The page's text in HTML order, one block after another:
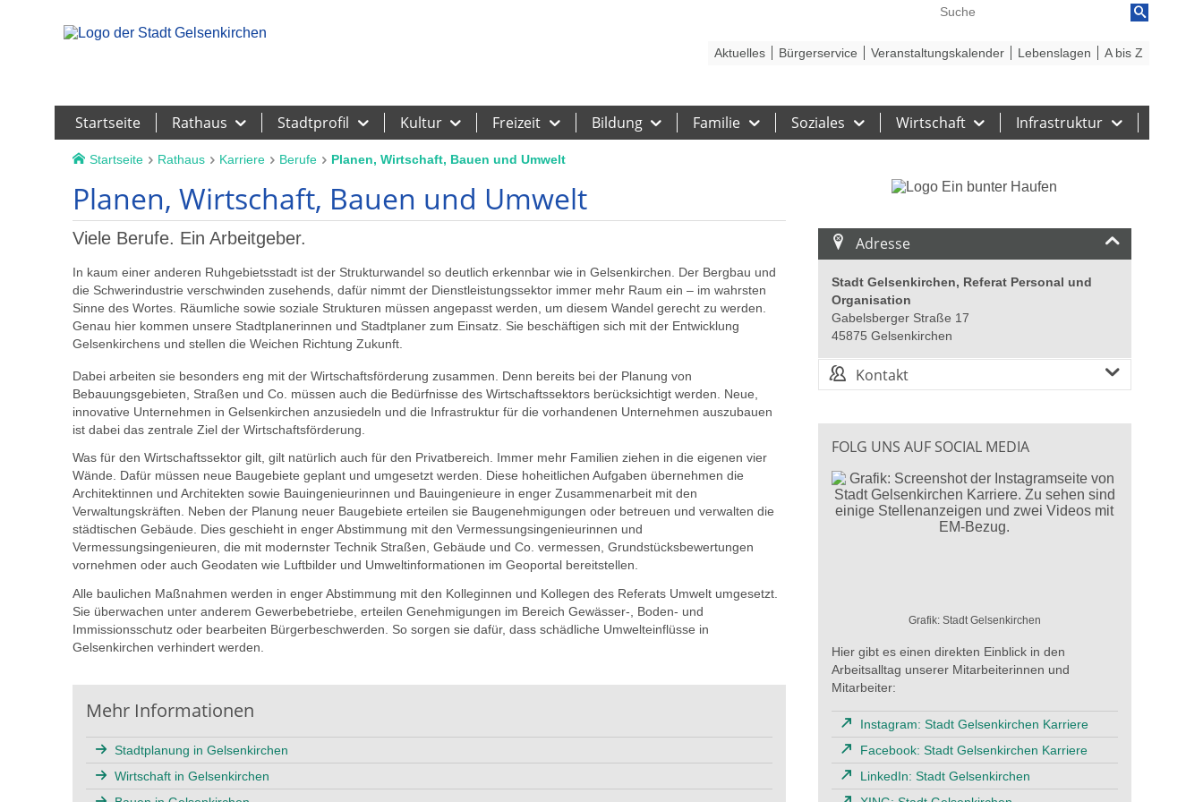
Startseite Rathaus Stadtprofil Kultur Freizeit Bildung Familie Soziales Wirtschaft Infrastruktur
Aktuelles Bürgerservice Veranstaltungskalender Lebenslagen A bis Z
Startseite Rathaus Karriere Berufe Planen, Wirtschaft, Bauen und Umwelt
Planen, Wirtschaft, Bauen und Umwelt
Viele Berufe. Ein Arbeitgeber.
In kaum einer anderen Ruhgebietsstadt ist der Strukturwandel so deutlich erkennbar wie in Gelsenkirchen. Der Bergbau und
die Schwerindustrie verschwinden zusehends, dafür nimmt der Dienstleistungssektor immer mehr Raum ein – im wahrsten
Sinne des Wortes. Räumliche sowie soziale Strukturen müssen angepasst werden, um diesem Wandel gerecht zu werden.
Genau hier kommen unsere Stadtplanerinnen und Stadtplaner zum Einsatz. Sie beschäftigen sich mit der Entwicklung
Gelsenkirchens und stellen die Weichen Richtung Zukunft.
Dabei arbeiten sie besonders eng mit der Wirtschaftsförderung zusammen. Denn bereits bei der Planung von
Bebauungsgebieten, Straßen und Co. müssen auch die Bedürfnisse des Wirtschaftssektors berücksichtigt werden. Neue,
innovative Unternehmen in Gelsenkirchen anzusiedeln und die Infrastruktur für die vorhandenen Unternehmen auszubauen
ist dabei das zentrale Ziel der Wirtschaftsförderung.
Was für den Wirtschaftssektor gilt, gilt natürlich auch für den Privatbereich. Immer mehr Familien ziehen in die eigenen vier
Wände. Dafür müssen neue Baugebiete geplant und umgesetzt werden. Diese hoheitlichen Aufgaben übernehmen die
Architektinnen und Architekten sowie Bauingenieurinnen und Bauingenieure in enger Zusammenarbeit mit den
Verwaltungskräften. Neben der Planung neuer Baugebiete erteilen sie Baugenehmigungen oder betreuen und verwalten die
städtischen Gebäude. Dies geschieht in enger Abstimmung mit den Vermessungsingenieurinnen und
Vermessungsingenieuren, die mit modernster Technik Straßen, Gebäude und Co. vermessen, Grundstücksbewertungen
vornehmen oder auch Geodaten wie Luftbilder und Umweltinformationen im Geoportal bereitstellen.
Alle baulichen Maßnahmen werden in enger Abstimmung mit den Kolleginnen und Kollegen des Referats Umwelt umgesetzt.
Sie überwachen unter anderem Gewerbebetriebe, erteilen Genehmigungen im Bereich Gewässer-, Boden- und
Immissionsschutz oder bearbeiten Bürgerbeschwerden. So sorgen sie dafür, dass schädliche Umwelteinflüsse in
Gelsenkirchen verhindert werden.
Mehr Informationen
Stadtplanung in Gelsenkirchen
Wirtschaft in Gelsenkirchen
Adresse
Stadt Gelsenkirchen, Referat Personal und
Organisation
Gabelsberger Straße 17
45875 Gelsenkirchen
Kontakt
FOLG UNS AUF SOCIAL MEDIA
Grafik: Stadt Gelsenkirchen
Hier gibt es einen direkten Einblick in den
Arbeitsalltag unserer Mitarbeiterinnen und
Mitarbeiter:
Instagram: Stadt Gelsenkirchen Karriere
Facebook: Stadt Gelsenkirchen Karriere
LinkedIn: Stadt Gelsenkirchen